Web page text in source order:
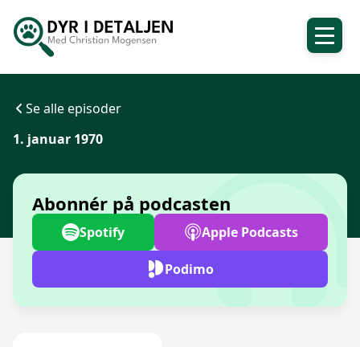
Se alle episoder
1. januar 1970
Abonnér på podcasten
Spotify Apple Podcasts
Podimo